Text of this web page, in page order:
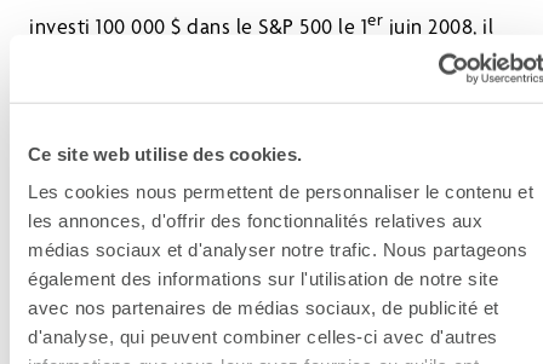
Ce site web utilise des cookies.
Les cookies nous permettent de personnaliser le contenu et
les annonces, d'offrir des fonctionnalités relatives aux
médias sociaux et d'analyser notre trafic. Nous partageons
également des informations sur l'utilisation de notre site
avec nos partenaires de médias sociaux, de publicité et
d'analyse, qui peuvent combiner celles-ci avec d'autres
investi 100 000 $ dans le S&P 500 le 1er juin 2008, il
aurait perdu 51 000 $ le 9 mars 2009 (date du creux
2. Continuez à contribuer à vos
investissements
Les ralentissements offrent une opportunité aux
investisseurs à long terme qui cherchent à en